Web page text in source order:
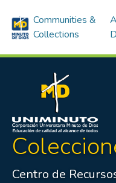
Communities &
Collections
Centro de